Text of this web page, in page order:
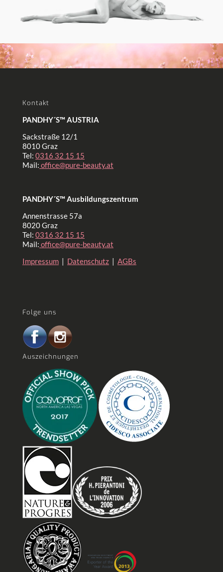
Kontakt
PANDHY´S™ AUSTRIA
Sackstraße 12/1
8010 Graz
Tel: 0316 32 15 15
Mail: office@pure-beauty.at
PANDHY´S™ Ausbildungszentrum
Annenstrasse 57a
8020 Graz
Tel: 0316 32 15 15
Mail: office@pure-beauty.at
Impressum | Datenschutz | AGBs
Folge uns
Auszeichnungen